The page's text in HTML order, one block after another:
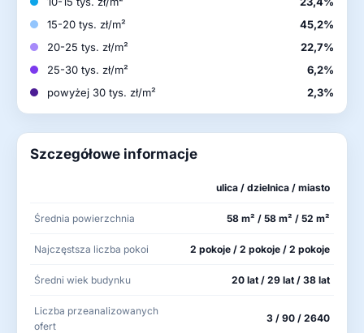
15-20 tys. zł/m²
45,2%
20-25 tys. zł/m²
22,7%
25-30 tys. zł/m²
6,2%
powyżej 30 tys. zł/m²
2,3%
Szczegółowe informacje
ulica / dzielnica / miasto
Średnia powierzchnia 58 m² / 58 m² / 52 m²
Najczęstsza liczba pokoi 2 pokoje / 2 pokoje / 2 pokoje
Średni wiek budynku 20 lat / 29 lat / 38 lat
Liczba przeanalizowanych
ofert
3 / 90 / 2640